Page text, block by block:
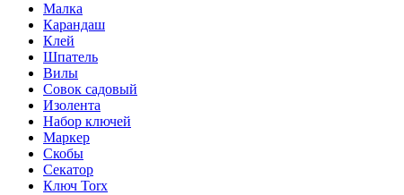
Малка
Карандаш
Клей
Шпатель
Вилы
Совок садовый
Изолента
Набор ключей
Маркер
Скобы
Секатор
Ключ Torx